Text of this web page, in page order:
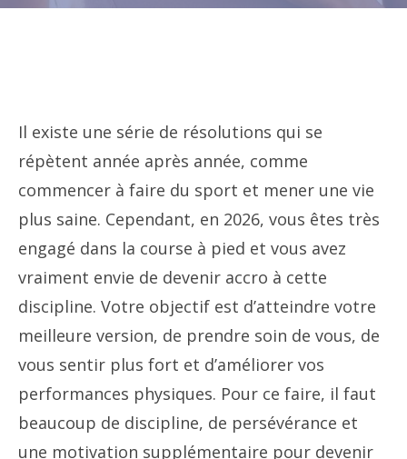
Il existe une série de résolutions qui se
répètent année après année, comme
commencer à faire du sport et mener une vie
plus saine. Cependant, en 2026, vous êtes très
engagé dans la course à pied et vous avez
vraiment envie de devenir accro à cette
discipline. Votre objectif est d’atteindre votre
meilleure version, de prendre soin de vous, de
vous sentir plus fort et d’améliorer vos
performances physiques. Pour ce faire, il faut
beaucoup de discipline, de persévérance et
une motivation supplémentaire pour devenir